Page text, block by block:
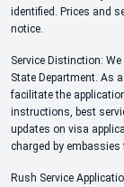
identified. Prices and
notice.
Service Distinction:
State Department. As
facilitate the
instructions, best
updates on visa
charged by embassies
Rush Service